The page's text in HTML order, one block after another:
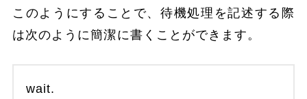
このようにすることで、待機処理を記述する際
は次のように簡潔に書くことができます。
wait.